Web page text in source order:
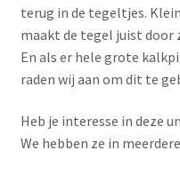
terug in de tegeltjes.
maakt de tegel juist
En als er hele grote
raden wij aan om dit te
Heb je interesse in deze
We hebben ze in